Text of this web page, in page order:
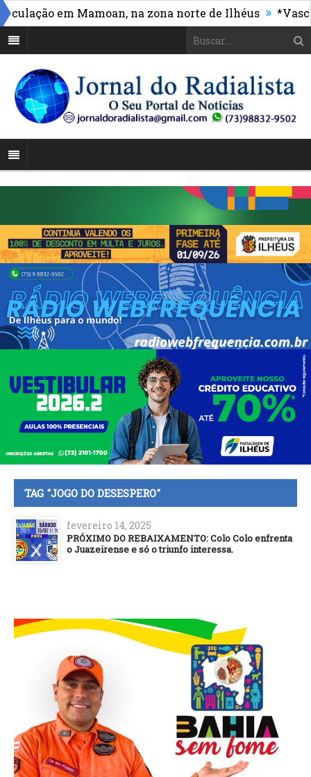
em Mamoan, na zona norte de Ilhéus » *Vasco
TAG "JOGO DO DESESPERO"
fevereiro 14, 2025
PRÓXIMO DO REBAIXAMENTO: Colo Colo enfrenta
o Juazeirense e só o triunfo interessa.